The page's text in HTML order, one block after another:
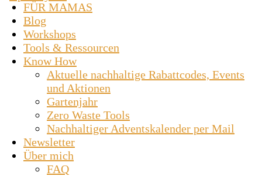
FÜR MAMAS
Blog
Workshops
Tools & Ressourcen
Know How
Aktuelle nachhaltige Rabattcodes, Events
und Aktionen
Gartenjahr
Zero Waste Tools
Nachhaltiger Adventskalender per Mail
Newsletter
Über mich
FAQ